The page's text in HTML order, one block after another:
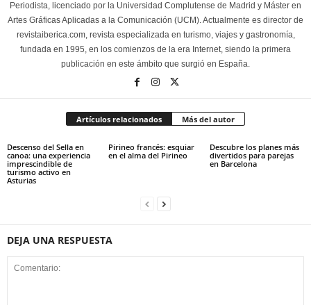
Periodista, licenciado por la Universidad Complutense de Madrid y Máster en
Artes Gráficas Aplicadas a la Comunicación (UCM). Actualmente es director de
revistaiberica.com, revista especializada en turismo, viajes y gastronomía,
fundada en 1995, en los comienzos de la era Internet, siendo la primera
publicación en este ámbito que surgió en España.
Artículos relacionados Más del autor
Descenso del Sella en
canoa: una experiencia
imprescindible de
turismo activo en
Asturias
Pirineo francés: esquiar
en el alma del Pirineo
Descubre los planes más
divertidos para parejas
en Barcelona
DEJA UNA RESPUESTA